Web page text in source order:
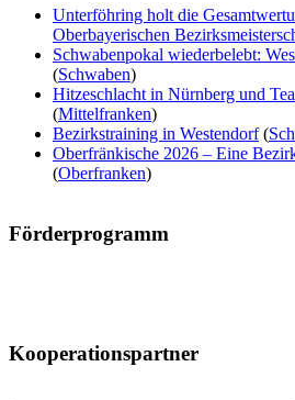
Unterföhring holt die
Oberbayerischen
Schwabenpokal wiederbelebt:
(Schwaben)
Hitzeschlacht in Nürnberg und
(Mittelfranken)
Bezirkstraining in Westendorf (
Oberfränkische 2026 – Eine
(Oberfranken)
Förderprogramm
Kooperationspartner